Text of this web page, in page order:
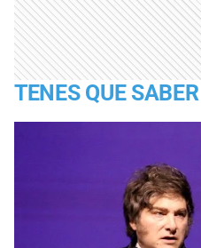
TENES QUE SABER